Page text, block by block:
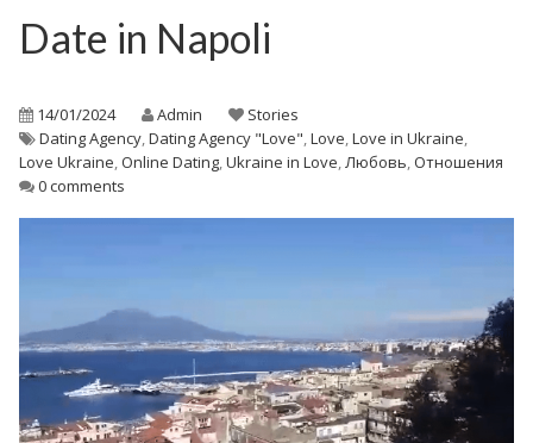
Date in Napoli
14/01/2024 Admin
Stories
Dating Agency,Dating Agency "Love",Love,Love in Ukraine,
Love Ukraine,Online Dating,Ukraine in Love,Любовь,Отношения
0 comments